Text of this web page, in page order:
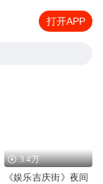
打开APP
3.4万
《娱乐吉庆街》夜间